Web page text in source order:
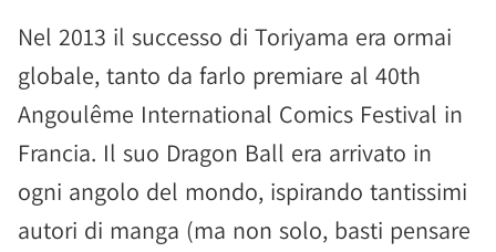
Nel 2013 il successo di Toriyama era ormai
globale, tanto da farlo premiare al 40th
Angoulême International Comics Festival in
Francia. Il suo Dragon Ball era arrivato in
ogni angolo del mondo, ispirando tantissimi
autori di manga (ma non solo, basti pensare